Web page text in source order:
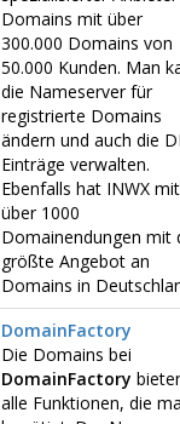
Domains mit über
300.000 Domains von
50.000 Kunden. Man
die Nameserver für
registrierte Domains
ändern und auch die
Einträge verwalten.
Ebenfalls hat INWX mit
über 1000
Domainendungen mit
größte Angebot an
Domains in
DomainFactory
Die Domains bei
DomainFactory
alle Funktionen, die